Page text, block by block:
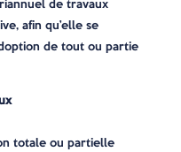
de travaux
afin qu’elle se
de tout ou partie
totale ou partielle